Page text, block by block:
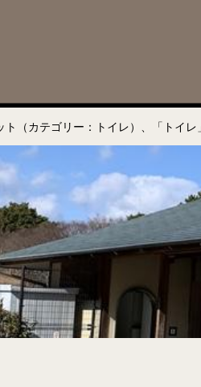
（カテゴリー：トイレ）、「トイレ